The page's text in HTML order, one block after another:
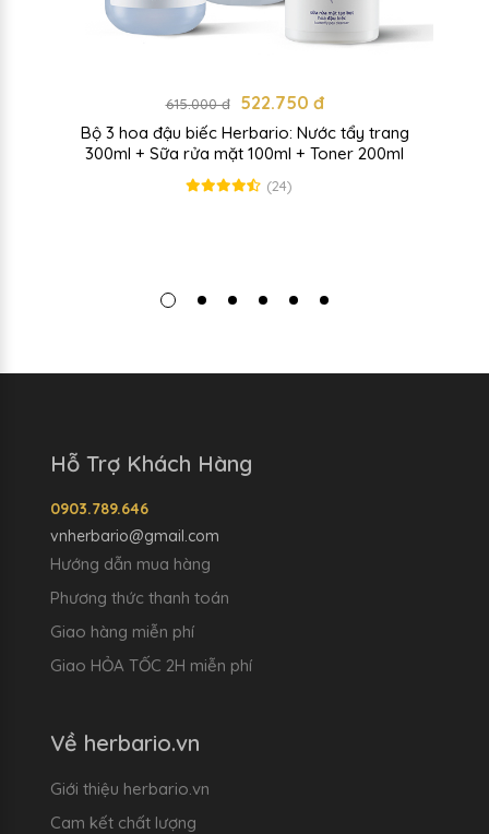
615.000 đ 522.750 đ
Bộ 3 hoa đậu biếc Herbario: Nước tẩy trang
300ml + Sữa rửa mặt 100ml + Toner 200ml
(24)
Hỗ Trợ Khách Hàng
0903.789.646
vnherbario@gmail.com
Hướng dẫn mua hàng
Phương thức thanh toán
Giao hàng miễn phí
Giao HỎA TỐC 2H miễn phí
Về herbario.vn
Giới thiệu herbario.vn
Cam kết chất lượng